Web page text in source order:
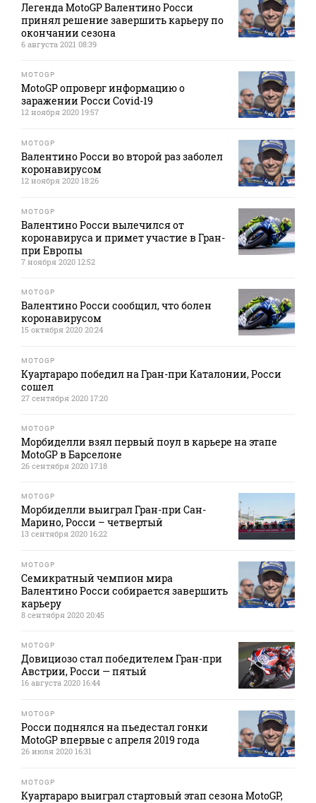
Легенда MotoGP Валентино Росси
принял решение завершить карьеру по
окончании сезона
6 августа 2021 08:39
MOTOGP
MotoGP опроверг информацию о
заражении Росси Covid-19
12 ноября 2020 19:57
MOTOGP
Валентино Росси во второй раз заболел
коронавирусом
12 ноября 2020 18:26
MOTOGP
Валентино Росси вылечился от
коронавируса и примет участие в Гран-
при Европы
7 ноября 2020 12:52
MOTOGP
Валентино Росси сообщил, что болен
коронавирусом
15 октября 2020 20:24
MOTOGP
Куартараро победил на Гран-при Каталонии, Росси
сошел
27 сентября 2020 17:20
MOTOGP
Морбиделли взял первый поул в карьере на этапе
MotoGP в Барселоне
26 сентября 2020 17:18
MOTOGP
Морбиделли выиграл Гран-при Сан-
Марино, Росси – четвертый
13 сентября 2020 16:22
MOTOGP
Семикратный чемпион мира
Валентино Росси собирается завершить
карьеру
8 сентября 2020 20:45
MOTOGP
Довициозо стал победителем Гран-при
Австрии, Росси — пятый
16 августа 2020 16:44
MOTOGP
Росси поднялся на пьедестал гонки
MotoGP впервые с апреля 2019 года
26 июля 2020 16:31
MOTOGP
Куартараро выиграл стартовый этап сезона MotoGP,